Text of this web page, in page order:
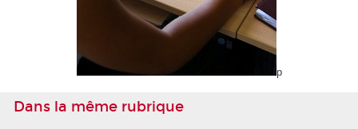
p
Dans la même rubrique